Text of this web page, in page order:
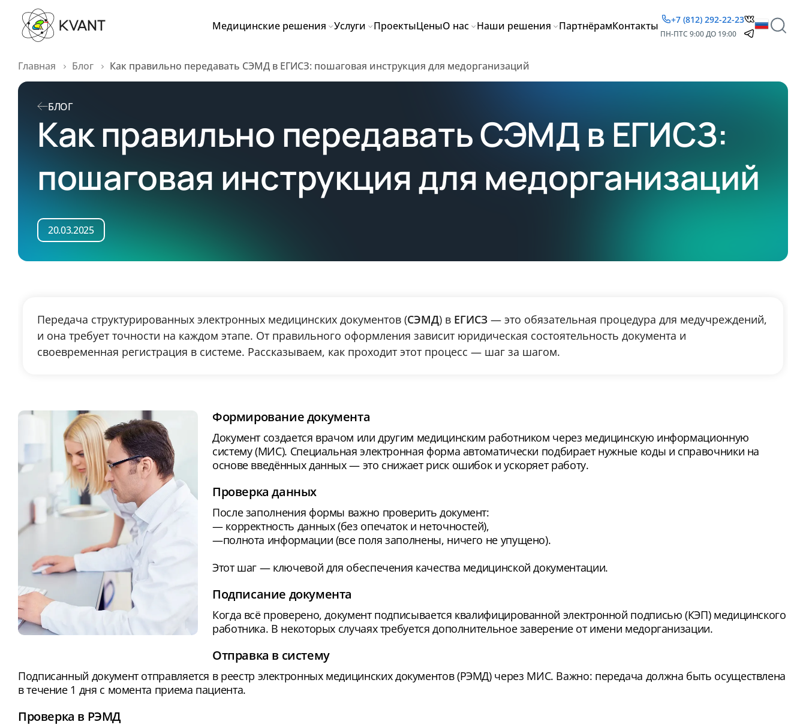
Медицинские решения Услуги ПроектыЦеныО нас Наши решения ПартнёрамКонтакты +7 (812) 292-22-23
ПН-ПТС 9:00 ДО 19:00
Главная Блог Как правильно передавать СЭМД в ЕГИСЗ: пошаговая инструкция для медорганизаций
БЛОГ
Как правильно передавать СЭМД в ЕГИСЗ:
пошаговая инструкция для медорганизаций
20.03.2025
Передача структурированных электронных медицинских документов (СЭМД) в ЕГИСЗ — это обязательная процедура для медучреждений,
и она требует точности на каждом этапе. От правильного оформления зависит юридическая состоятельность документа и
своевременная регистрация в системе. Рассказываем, как проходит этот процесс — шаг за шагом.
Формирование документа
Документ создается врачом или другим медицинским работником через медицинскую информационную
систему (МИС). Специальная электронная форма автоматически подбирает нужные коды и справочники на
основе введённых данных — это снижает риск ошибок и ускоряет работу.
Проверка данных
После заполнения формы важно проверить документ:
— корректность данных (без опечаток и неточностей),
—полнота информации (все поля заполнены, ничего не упущено).
Этот шаг — ключевой для обеспечения качества медицинской документации.
Подписание документа
Когда всё проверено, документ подписывается квалифицированной электронной подписью (КЭП) медицинского
работника. В некоторых случаях требуется дополнительное заверение от имени медорганизации.
Отправка в систему
Подписанный документ отправляется в реестр электронных медицинских документов (РЭМД) через МИС. Важно: передача должна быть осуществлена
в течение 1 дня с момента приема пациента.
Проверка в РЭМД